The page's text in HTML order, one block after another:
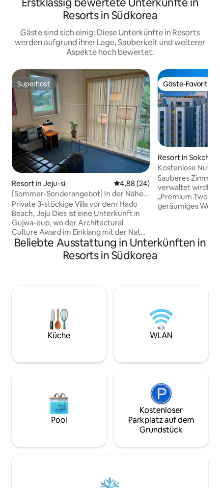
Resorts in Südkorea
Gäste sind sich einig: Diese Unterkünfte in Resorts
werden aufgrund ihrer Lage, Sauberkeit und weiterer
Aspekte hoch bewertet.
Superhost
Superhost
Resort in Jeju-si Durchschnittliche Bewertung:
4,88 (24)
[Sommer-Sonderangebot] In der Nähe
des Strandes von Jeju, Seongsan
Ilchulbong, Gemeinde Gwajwa | Privates
3-stöckiges freistehendes Haus
Private 3-stöckige Villa vor dem Hado
Beach, Jeju Dies ist eine Unterkunft in
Gujwa-eup, wo der Architectural
Culture Award im Einklang mit der Natur
verliehen wird. Mit einem Kiefernwald
und Meer im Hintergrund ist dieses
Privathaus auf jeder Etage einzigartig.
Audioraum, in dem du Musik genießen
kannst. Im dritten Stock befinden sich
ein Schlafzimmer und ein Mini-Kino, das
zu einem Netflix-Kino wird. Entspanne
beobachtest, oder grille im
Ilchulbong Peak, Seopjikoji, Bijarim, Udo,
Sehwa und Woljeong-ri Beach sind 20
Autominuten entfernt, und es gibt auch
ein beliebtes Brunch-Café (Lilo)
Delfinsegel-Touren in der Nähe,
bequem mit einem Schreibtisch im
Gäste-Favorit
Gäste-Favorit
Resort in Sokcho-
Kostenlose
der
Kostengünstiges
Sauberes
verwaltet wird!
„Premium Two-
geräumiges
Wohnzimmer in
von 20.000 KRW
Monate
für Ondol) * Check-in 16:00 Uhr - Vor
dem Check-in
beim Check-in zu
Check-in zu vereinbaren.
11:00 Uhr - Bitte
für die Zimmerwartung
sich✳️ in einem
der Gastgeber
Konzept, ein
Einstellung als der
Beliebte Ausstattung in Unterkünften in
Resorts in Südkorea
Küche WLAN
Pool
Kostenloser
Parkplatz auf dem
Grundstück